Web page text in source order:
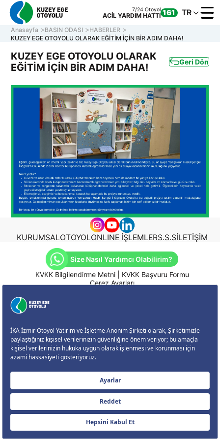
7/24 Otoyol
ACİL YARDIM HATTI 161 TR
OTOYOL
Müşteri Hizmetleri
Hafta içi 08:30 - 17:30
0 850 577 35 35
7/24 Otoyol
ACİL YARDIM HATTI 161
Anasayfa BASIN ODASI
HABERLER
KUZEY EGE OTOYOLU OLARAK EĞİTİM İÇİN BİR ADIM DAHA!
KUZEY EGE OTOYOLU OLARAK
EĞİTİM İÇİN BİR ADIM DAHA!
Geri Dön
KURUMSALOTOYOLONLINE İŞLEMLERS.S.SİLETİŞİM
Size Nasıl Yardımcı Olabilirim?
KVKK Bilgilendirme Metni| KVKK Başvuru Formu
Çerez Ayarları